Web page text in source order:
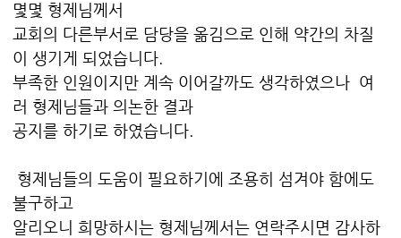
몇몇 형제님께서
교회의 다른부서로 담당을 옮김으로 인해 약간의 차질
이 생기게 되었습니다.
부족한 인원이지만 계속 이어갈까도 생각하였으나 여
러 형제님들과 의논한 결과
공지를 하기로 하였습니다.
형제님들의 도움이 필요하기에 조용히 섬겨야 함에도
불구하고
알리오니 희망하시는 형제님께서는 연락주시면 감사하